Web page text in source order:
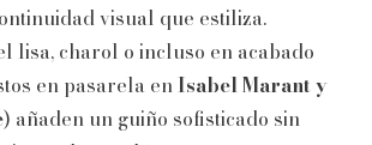
visual que estiliza.
lisa, charol o incluso en acabado
en pasarela enIsabel Marant y
) añaden un guiño sofisticado sin